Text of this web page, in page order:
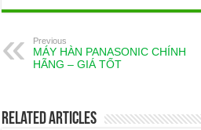
Previous
MÁY HÀN PANASONIC CHÍNH
HÃNG – GIÁ TỐT
Related Articles